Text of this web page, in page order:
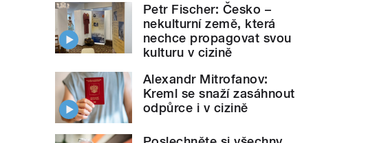
Petr Fischer: Česko –
nekulturní země, která
nechce propagovat svou
kulturu v cizině
Alexandr Mitrofanov:
Kreml se snaží zasáhnout
odpůrce i v cizině